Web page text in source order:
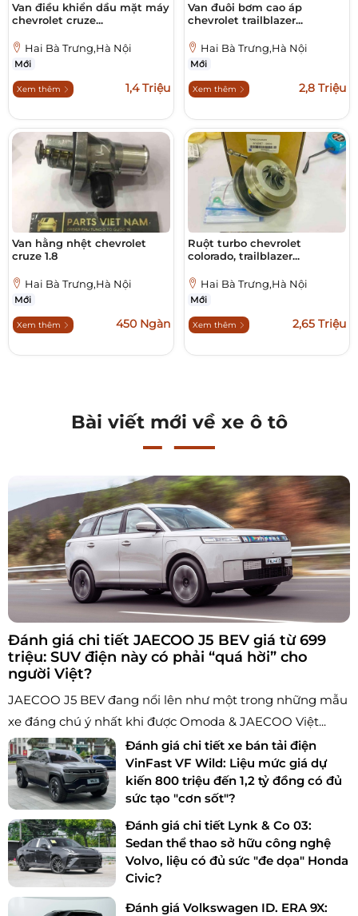
Van điều khiển dầu mặt máy
chevrolet cruze...
Hai Bà Trưng,Hà Nội
Mới
Xem thêm 1,4 Triệu
Van đuôi bơm cao áp
chevrolet trailblazer...
Hai Bà Trưng,Hà Nội
Mới
Xem thêm 2,8 Triệu
Van hằng nhệt chevrolet
cruze 1.8
Hai Bà Trưng,Hà Nội
Mới
Xem thêm 450 Ngàn
Ruột turbo chevrolet
colorado, trailblazer...
Hai Bà Trưng,Hà Nội
Mới
Xem thêm 2,65 Triệu
Bài viết mới về xe ô tô
Đánh giá chi tiết JAECOO J5 BEV giá từ 699
triệu: SUV điện này có phải “quá hời” cho
người Việt?
JAECOO J5 BEV đang nổi lên như một trong những mẫu
xe đáng chú ý nhất khi được Omoda & JAECOO Việt...
Đánh giá chi tiết xe bán tải điện
VinFast VF Wild: Liệu mức giá dự
kiến 800 triệu đến 1,2 tỷ đồng có đủ
sức tạo "cơn sốt"?
Đánh giá chi tiết Lynk & Co 03:
Sedan thể thao sở hữu công nghệ
Volvo, liệu có đủ sức "đe dọa" Honda
Civic?
Đánh giá Volkswagen ID. ERA 9X: